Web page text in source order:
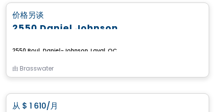
价格另谈
2550 Daniel Johnson
2550 Boul. Daniel-Johnson, Laval, QC
由 Brasswater
公寓
从 $ 1 610/月